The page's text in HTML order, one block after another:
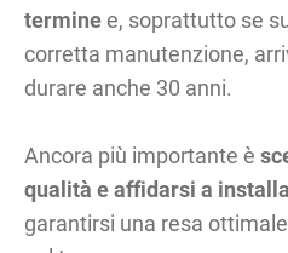
terminee, soprattutto se
corretta manutenzione,
durare anche 30 anni.
Ancora più importante è
qualità e affidarsi a
garantirsi una resa